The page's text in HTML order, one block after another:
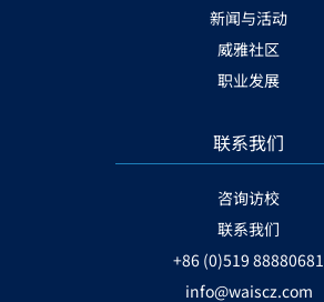
新闻与活动
威雅社区
职业发展
联系我们
咨询访校
联系我们
+86 (0)519 88880681
info@waiscz.com